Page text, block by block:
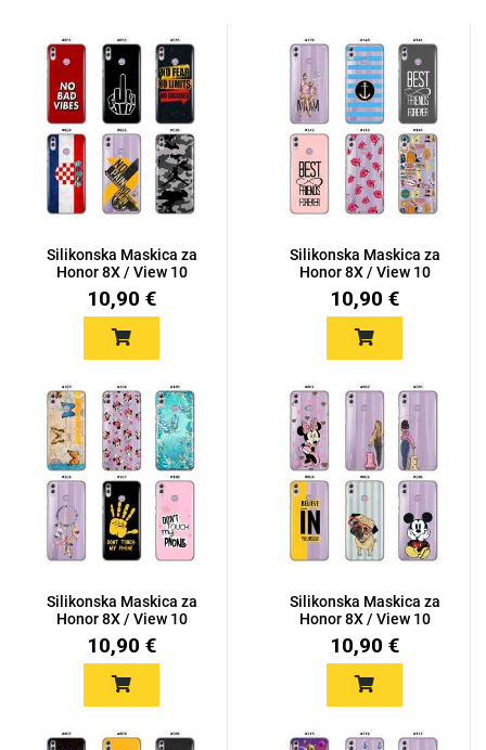
Silikonska Maskica za
Honor 8X / View 10
Lite...
10,90 €
Silikonska Maskica za
Honor 8X / View 10
Lite...
10,90 €
Silikonska Maskica za
Honor 8X / View 10
Lite...
10,90 €
Silikonska Maskica za
Honor 8X / View 10
Lite...
10,90 €